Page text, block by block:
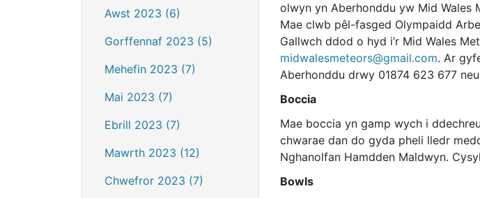
Awst 2023 (6)
Gorffennaf 2023 (5)
Mehefin 2023 (7)
Mai 2023 (7)
Ebrill 2023 (7)
Mawrth 2023 (12)
Chwefror 2023 (7)
olwyn yn Aberhonddu yw Mid Wales
Mae clwb pêl-fasged Olympaidd
Gallwch ddod o hyd i’r Mid Wales
midwalesmeteors@gmail.com. Ar
Aberhonddu drwy 01874 623 677
Boccia
Mae boccia yn gamp wych i
chwarae dan do gyda pheli lledr
Nghanolfan Hamdden Maldwyn.
Bowls